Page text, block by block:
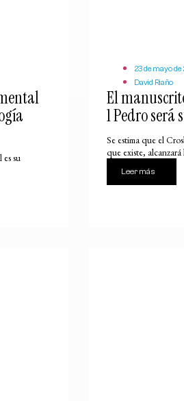
su
23 de mayo de
David Riaño
El
1 Pedro será
Se estima que el
que existe, alcanzará
Leer más